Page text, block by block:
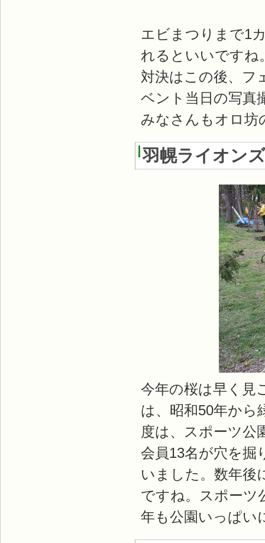
エビまつりまで1
れるといいですね
対決はこの後、フ
ベント当日の写真
みなさんもオロ坊
羽幌ライオン
今年の桜は早く見
は、昭和50年から
度は、スポーツ公
会員13名が穴を掘
いました。数年後
ですね。スポーツ
年も公園いっぱい